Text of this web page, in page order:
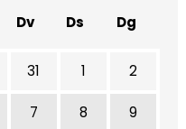
Dv Ds Dg
mes
31 1 2
7 8 9